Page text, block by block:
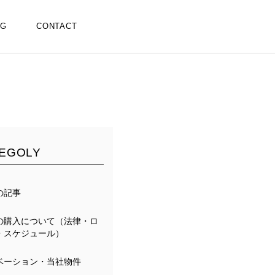
CONTACT
記事
購入について（法律・ロ
スケジュール）
ーション・当社物件